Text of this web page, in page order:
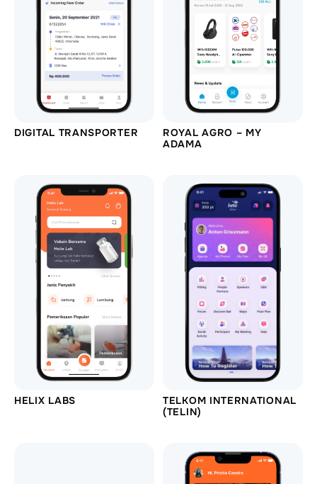
DIGITAL TRANSPORTER
ROYAL AGRO – MY
ADAMA
HELIX LABS
TELKOM INTERNATIONAL
(TELIN)